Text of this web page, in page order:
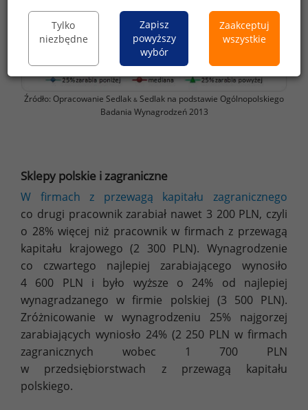
Źródło: Opracowanie Sedlak & Sedlak na podstawie Ogólnopolskiego
Badania Wynagrodzeń 2013
Sklepy polskie i zagraniczne
W firmach z przewagą kapitału zagranicznego
co drugi pracownik zarabiał nawet 3 200 PLN, czyli
o 28% więcej niż pracownik w firmach z przewagą
kapitału krajowego (2 300 PLN). Wynagrodzenie
co czwartego najlepiej zarabiającego wynosiło
4 600 PLN i było wyższe o 24% od najlepiej
wynagradzanego w firmie polskiej (3 500 PLN).
Zróżnicowanie w wynagrodzeniu 25% najgorzej
zarabiających wyniosło 24% (2 250 PLN w firmach
zagranicznych wobec 1 700 PLN
w przedsiębiorstwach z przewagą kapitału
polskiego.
Tylko
niezbędne
Zapisz
powyższy
wybór
Zaakceptuj
wszystkie